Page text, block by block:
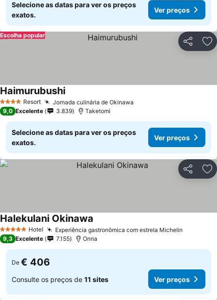
Selecione as datas para ver os preços
exatos.
Ver preços
Partilhar
Escolha popular
4 EstrelasResort Jornada culinária de Okinawa
Haimurubushi
9,0 Excelente 3.839 Taketomi
Selecione as datas para ver os preços
exatos.
Ver preços
Partilhar
5 Estrelas Hotel Experiência gastronômica com estrela Michelin
Halekulani Okinawa
9,3 Excelente 7.155 Onna
De € 406
Consulte os preços de 11 sites Ver preços